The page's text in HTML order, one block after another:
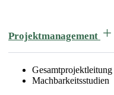
Projektmanagement
Gesamtprojektleitung
Machbarkeitsstudien